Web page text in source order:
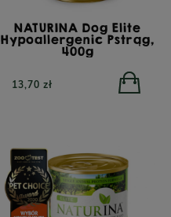
NATURINA Dog Elite
Hypoallergenic Pstrąg,
400g
13,70 zł